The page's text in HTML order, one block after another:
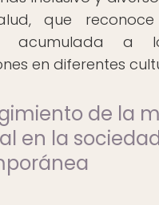
que
acumulada a
en diferentes
de la
en la